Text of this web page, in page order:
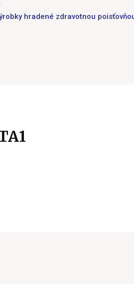
hradené zdravotnou